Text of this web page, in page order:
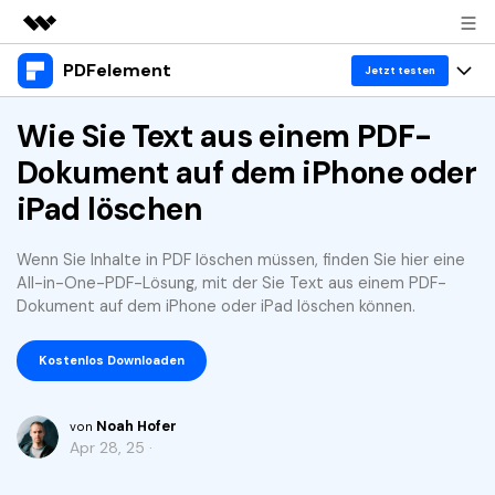
Top-Produkte
Dienstprogramme
Business
Überblick
Lösungen
Über uns
Shop
Support
PDFelement Jetzt testen
Produkte
Desktop
PDFelement für Windows
PDFelement für Mac
Mobile App
PDFelement für iPhone/iPad
Cloud
Lösungen
PDF lesen
PDF erstellen
PDF drucken
Heiße Themen
Mac-Software
OCR PDF Tipps
Business
KMU von 1-10p
Jetzt kaufen
Wie Sie Text aus einem PDF-
Dokument auf dem iPhone oder
iPad löschen
Wenn Sie Inhalte in PDF löschen müssen, finden Sie hier eine
All-in-One-PDF-Lösung, mit der Sie Text aus einem PDF-
Dokument auf dem iPhone oder iPad löschen können.
Kostenlos Downloaden
von Noah Hofer
Apr 28, 25 ·